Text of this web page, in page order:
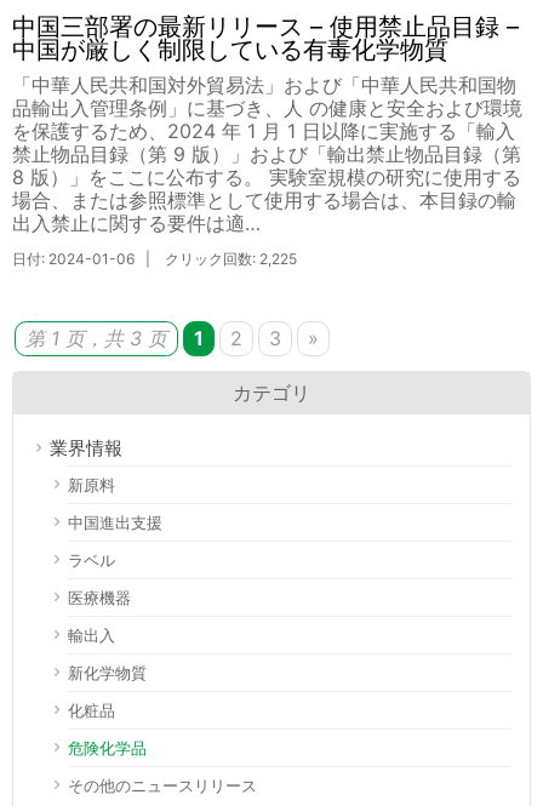
中国三部署の最新リリース – 使用禁止品目録 –
中国が厳しく制限している有毒化学物質
「中華人民共和国対外貿易法」および「中華人民共和国物
品輸出入管理条例」に基づき、人 の健康と安全および環境
を保護するため、2024 年 1 月 1 日以降に実施する「輸入
禁止物品目録（第 9 版）」および「輸出禁止物品目録（第
8 版）」をここに公布する。 実験室規模の研究に使用する
場合、または参照標準として使用する場合は、本目録の輸
出入禁止に関する要件は適…
日付: 2024-01-06 | クリック回数: 2,225
第 1 页，共 3 页 1 2 3 »
カテゴリ
業界情報
新原料
中国進出支援
ラベル
医療機器
輸出入
新化学物質
化粧品
危険化学品
その他のニュースリリース